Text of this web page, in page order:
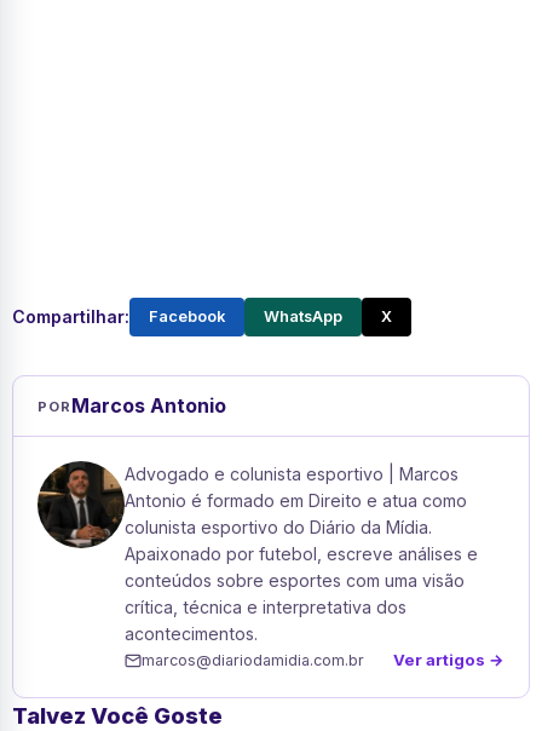
Compartilhar: Facebook WhatsApp X
POR Marcos Antonio
Advogado e colunista esportivo | Marcos
Antonio é formado em Direito e atua como
colunista esportivo do Diário da Mídia.
Apaixonado por futebol, escreve análises e
conteúdos sobre esportes com uma visão
crítica, técnica e interpretativa dos
acontecimentos.
marcos@diariodamidia.com.br Ver artigos →
Talvez Você Goste